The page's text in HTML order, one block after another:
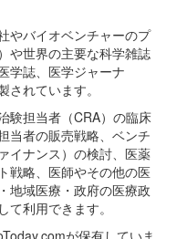
やバイオベンチャーのプ
や世界の主要な科学雑誌
学誌、医学ジャーナ
れています。
験担当者（CRA）の臨床
当者の販売戦略、ベンチ
イナンス）の検討、医薬
戦略、医師やその他の医
地域医療・政府の医療政
利用できます。